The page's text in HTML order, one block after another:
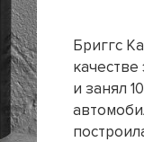
Бриггс
и занял